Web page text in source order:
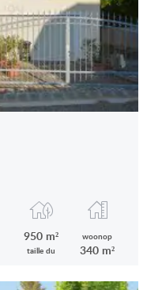
950 m²
taille du
woonop
340 m²